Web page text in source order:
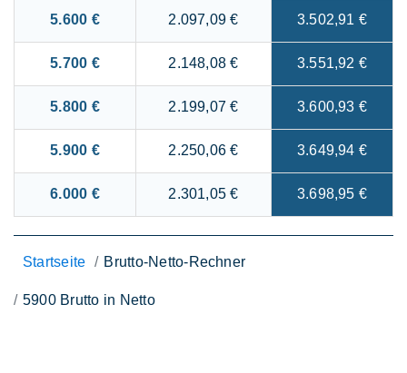
5.600 € 2.097,09 € 3.502,91 €
5.700 € 2.148,08 € 3.551,92 €
5.800 € 2.199,07 € 3.600,93 €
5.900 € 2.250,06 € 3.649,94 €
6.000 € 2.301,05 € 3.698,95 €
Startseite Brutto-Netto-Rechner
5900 Brutto in Netto